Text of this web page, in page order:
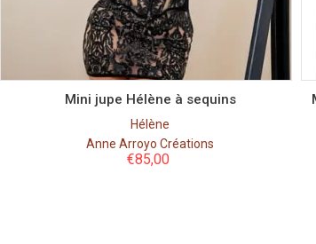
S M L
Mini jupe Hélène à sequins
Hélène
Anne Arroyo Créations
€85,00